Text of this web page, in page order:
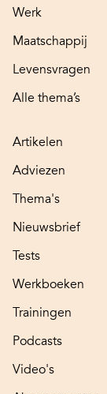
Werk
Maatschappij
Levensvragen
Alle thema’s
Artikelen
Adviezen
Thema's
Nieuwsbrief
Tests
Werkboeken
Trainingen
Podcasts
Video's